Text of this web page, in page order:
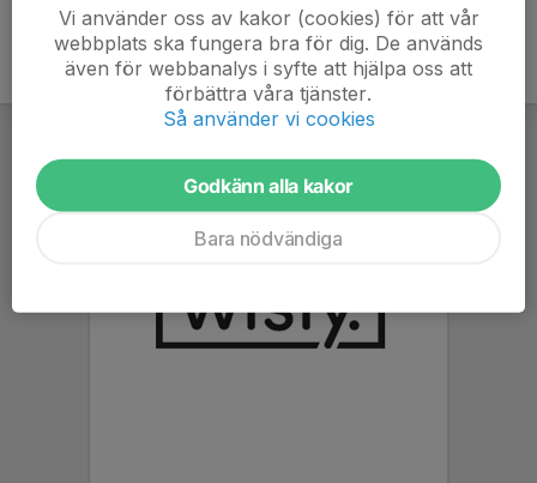
Vi använder oss av kakor (cookies) för att vår
webbplats ska fungera bra för dig. De används
även för webbanalys i syfte att hjälpa oss att
förbättra våra tjänster.
Så använder vi cookies
Godkänn alla kakor
Bara nödvändiga